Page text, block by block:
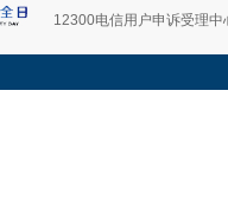
12300电信用户申诉受理中